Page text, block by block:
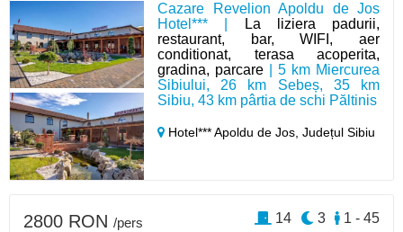
Cazare Revelion Apoldu de Jos
Hotel*** |
La liziera padurii,
restaurant, bar, WIFI, aer
conditionat, terasa acoperita,
gradina, parcare | 5 km Miercurea
Sibiului, 26 km Sebeș, 35 km
Sibiu, 43 km pârtia de schi Păltinis
Hotel*** Apoldu de Jos,Județul Sibiu
2800 RON /pers 1 - 45
3
14